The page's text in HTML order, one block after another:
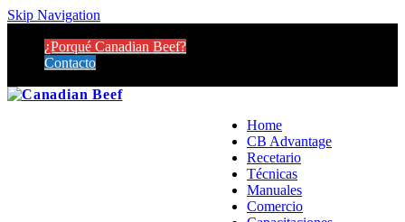
Skip Navigation
¿Porqué Canadian Beef?
Contacto
Home
CB Advantage
Recetario
Técnicas
Manuales
Comercio